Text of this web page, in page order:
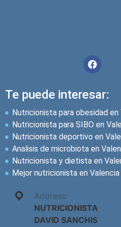
Te puede interesar:
Nutricionista para obesidad en
Nutricionista para SIBO en
Nutricionista deportivo en
Analisis de microbiota en
Nutricionista y dietista en
Mejor nutricionista en Valencia
Address:
NUTRICIONISTA
DAVID SANCHIS